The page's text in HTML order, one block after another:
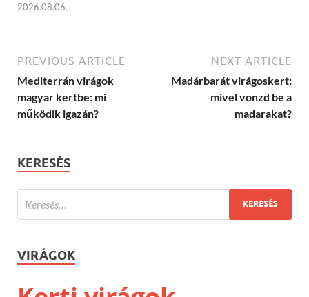
2026.08.06.
PREVIOUS ARTICLE
Mediterrán virágok
magyar kertbe: mi
működik igazán?
NEXT ARTICLE
Madárbarát virágoskert:
mivel vonzd be a
madarakat?
KERESÉS
VIRÁGOK